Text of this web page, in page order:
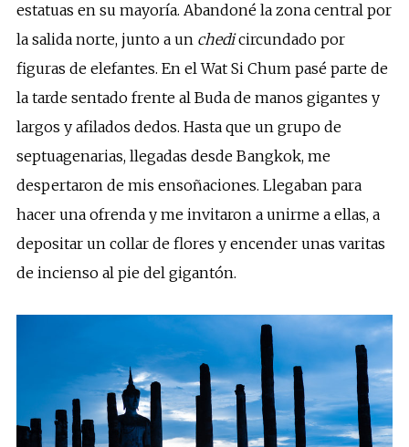
estatuas en su mayoría. Abandoné la zona central por
la salida norte, junto a un chedicircundado por
figuras de elefantes. En el Wat Si Chum pasé parte de
la tarde sentado frente al Buda de manos gigantes y
largos y afilados dedos. Hasta que un grupo de
septuagenarias, llegadas desde Bangkok, me
despertaron de mis ensoñaciones. Llegaban para
hacer una ofrenda y me invitaron a unirme a ellas, a
depositar un collar de flores y encender unas varitas
de incienso al pie del gigantón.